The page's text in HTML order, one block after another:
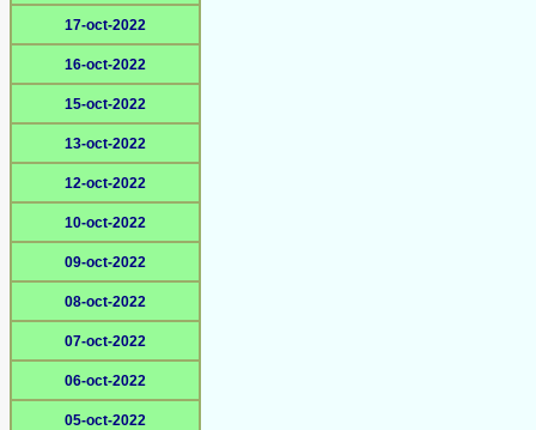
17-oct-2022
16-oct-2022
15-oct-2022
13-oct-2022
12-oct-2022
10-oct-2022
09-oct-2022
08-oct-2022
07-oct-2022
06-oct-2022
05-oct-2022